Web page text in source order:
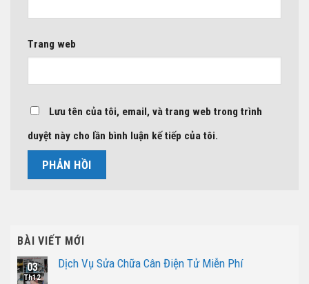
Trang web
Lưu tên của tôi, email, và trang web trong trình
duyệt này cho lần bình luận kế tiếp của tôi.
BÀI VIẾT MỚI
03
Th12
Dịch Vụ Sửa Chữa Cân Điện Tử Miễn Phí